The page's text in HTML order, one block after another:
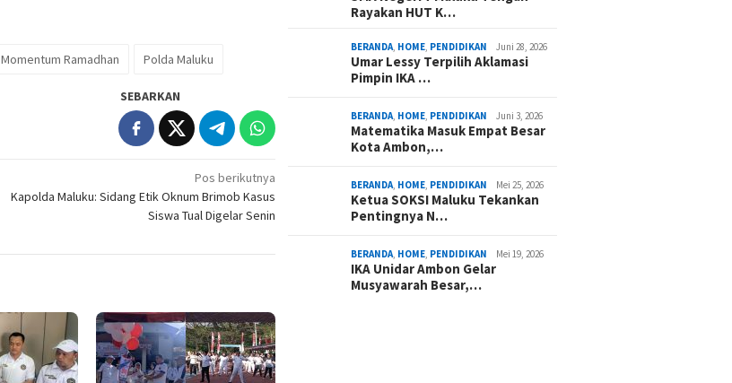
Momentum Ramadhan Polda Maluku
SEBARKAN
Pos berikutnya
Kapolda Maluku: Sidang Etik Oknum Brimob Kasus
Siswa Tual Digelar Senin
Rayakan HUT K…
BERANDA, HOME, PENDIDIKAN Juni 28, 2026
Umar Lessy Terpilih Aklamasi
Pimpin IKA …
BERANDA, HOME, PENDIDIKAN Juni 3, 2026
Matematika Masuk Empat Besar
Kota Ambon,…
BERANDA, HOME, PENDIDIKAN Mei 25, 2026
Ketua SOKSI Maluku Tekankan
Pentingnya N…
BERANDA, HOME, PENDIDIKAN Mei 19, 2026
IKA Unidar Ambon Gelar
Musyawarah Besar,…